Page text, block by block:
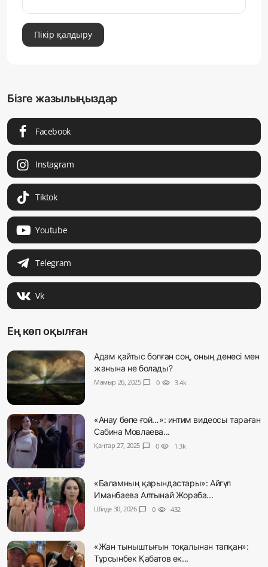
Пікір қалдыру
Бізге жазылыңыздар
Facebook
Instagram
Tiktok
Youtube
Telegram
Vk
Ең көп оқылған
Адам қайтыс болған соң, оның денесі мен
жанына не болады?
Мамыр 26, 2025 chat_bubble 0 visibility 3.4k
«Анау бөпе ғой…»: интим видеосы тараған
Сабина Мовлаева...
Қаңтар 27, 2025 chat_bubble 0 visibility 1.3k
«Баламның қарындастары»: Айгүл
Иманбаева Алтынай Жораба...
Шілде 30, 2026 chat_bubble 0 visibility 432
«Жан тыныштығын тоқалынан тапқан»:
Тұрсынбек Қабатов ек...